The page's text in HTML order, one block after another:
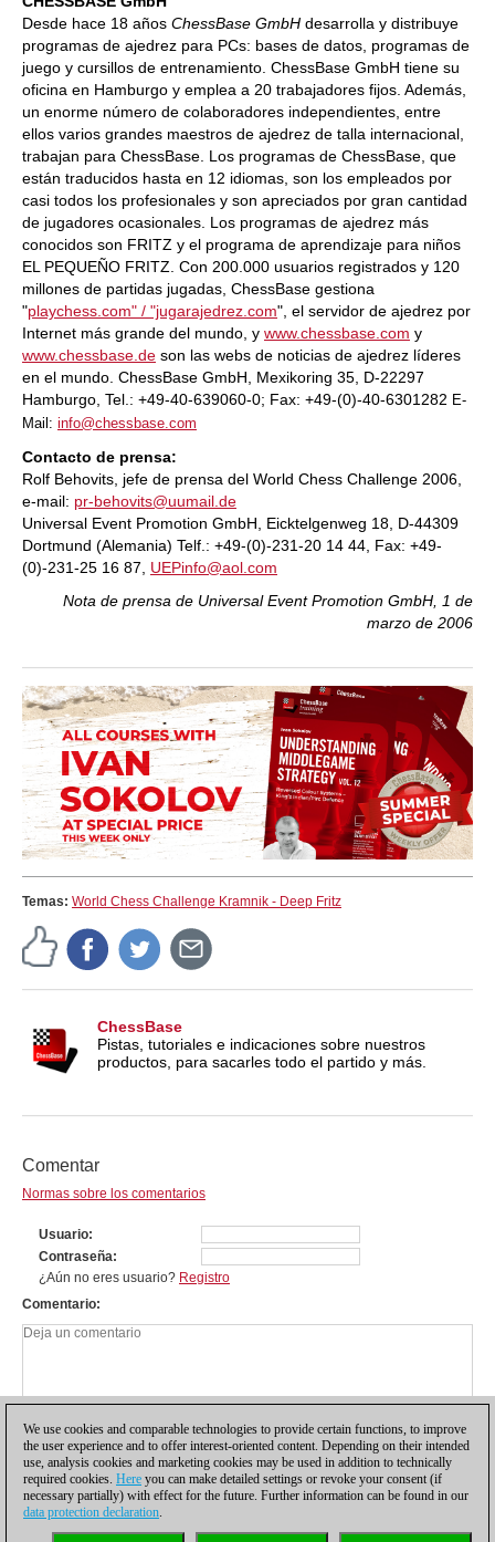
Desde hace 18 años ChessBase GmbH desarrolla y distribuye
programas de ajedrez para PCs: bases de datos, programas de
juego y cursillos de entrenamiento. ChessBase GmbH tiene su
oficina en Hamburgo y emplea a 20 trabajadores fijos. Además,
un enorme número de colaboradores independientes, entre
ellos varios grandes maestros de ajedrez de talla internacional,
trabajan para ChessBase. Los programas de ChessBase, que
están traducidos hasta en 12 idiomas, son los empleados por
casi todos los profesionales y son apreciados por gran cantidad
de jugadores ocasionales. Los programas de ajedrez más
conocidos son FRITZ y el programa de aprendizaje para niños
EL PEQUEÑO FRITZ. Con 200.000 usuarios registrados y 120
millones de partidas jugadas, ChessBase gestiona
"playchess.com" / "jugarajedrez.com", el servidor de ajedrez por
Internet más grande del mundo, y www.chessbase.com y
www.chessbase.de son las webs de noticias de ajedrez líderes
en el mundo. ChessBase GmbH, Mexikoring 35, D-22297
Hamburgo, Tel.: +49-40-639060-0; Fax: +49-(0)-40-6301282 E-
Mail: info@chessbase.com
Contacto de prensa:
Rolf Behovits, jefe de prensa del World Chess Challenge 2006,
e-mail: pr-behovits@uumail.de
Universal Event Promotion GmbH, Eicktelgenweg 18, D-44309
Dortmund (Alemania) Telf.: +49-(0)-231-20 14 44, Fax: +49-
(0)-231-25 16 87, UEPinfo@aol.com
Nota de prensa de Universal Event Promotion GmbH, 1 de
marzo de 2006
Temas: World Chess Challenge Kramnik - Deep Fritz
ChessBase
Pistas, tutoriales e indicaciones sobre nuestros
productos, para sacarles todo el partido y más.
Comentar
Normas sobre los comentarios
Usuario
Contraseña
¿Aún no eres usuario? Registro
Comentario
We use cookies and comparable technologies to provide certain functions, to improve
the user experience and to offer interest-oriented content. Depending on their intended
use, analysis cookies and marketing cookies may be used in addition to technically
required cookies. Here you can make detailed settings or revoke your consent (if
necessary partially) with effect for the future. Further information can be found in our
data protection declaration.